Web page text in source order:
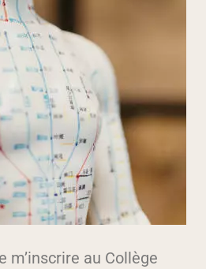
m’inscrire au Collège